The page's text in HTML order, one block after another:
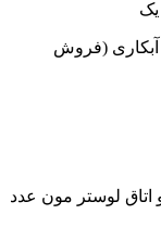
یک
محصول و ضمانت 10 ساله آبکاری (فروش
لوستر مون عدد